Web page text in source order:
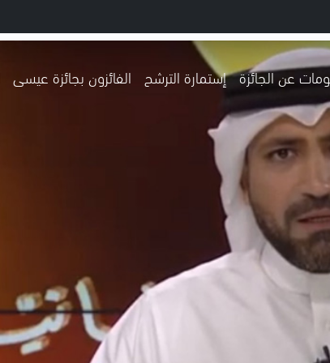
عن الجائزة إستمارة الترشح الفائزون بجائزة عيسى